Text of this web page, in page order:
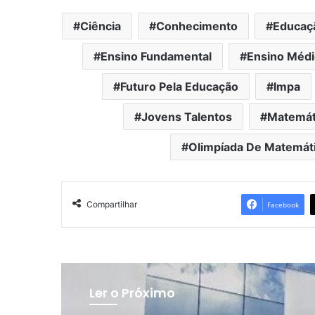
Ciência Conhecimento
Ensino Fundamental Ensino
Futuro Pela Educação Impa
Jovens Talentos
Olimpíada De
Compartilhar Facebook
Ler o Próximo